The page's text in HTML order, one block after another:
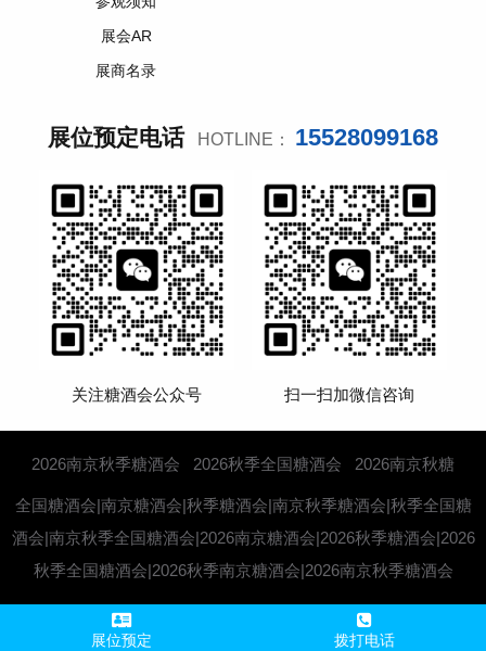
展会AR
展商名录
展位预定电话 HOTLINE： 15528099168
关注糖酒会公众号 扫一扫加微信咨询
2026南京秋季糖酒会 2026秋季全国糖酒会 2026南京秋糖
全国糖酒会|南京糖酒会|秋季糖酒会|南京秋季糖酒会|秋季全国糖
酒会|南京秋季全国糖酒会|2026南京糖酒会|2026秋季糖酒会|2026
秋季全国糖酒会|2026秋季南京糖酒会|2026南京秋季糖酒会
展位预定 拨打电话